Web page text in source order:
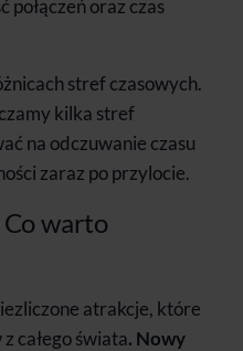
połączeń oraz czas
stref czasowych.
kilka stref
na odczuwanie czasu
zaraz po przylocie.
Co warto
atrakcje, które
całego świata. Nowy